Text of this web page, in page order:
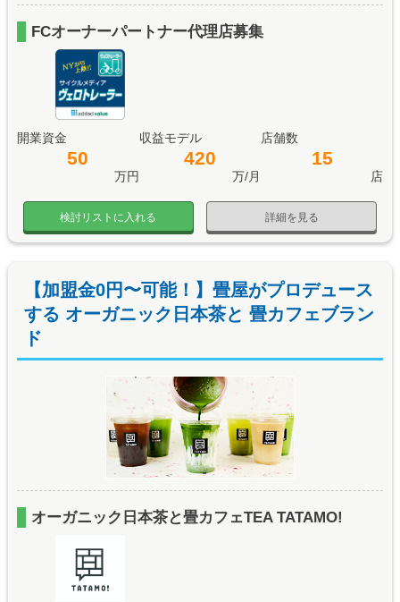
FCオーナーパートナー代理店募集
開業資金
50
万円
収益モデル
420
万/月
店舗数
15
店
詳細を見る
検討リストに入れる
【加盟金0円〜可能！】畳屋がプロデュース
する オーガニック日本茶と 畳カフェブラン
ド
オーガニック日本茶と畳カフェTEA TATAMO!